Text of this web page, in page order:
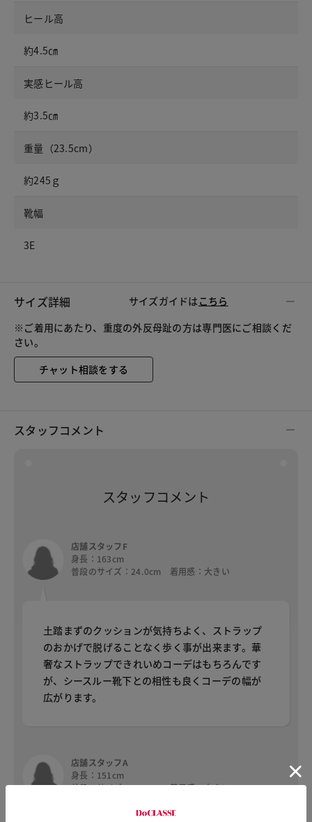
ヒール高
約4.5㎝
実感ヒール高
約3.5㎝
重量（23.5cm）
約245ｇ
靴幅
3E
サイズ詳細 サイズガイドは こちら
※ご着用にあたり、重度の外反母趾の方は専門医にご相談くだ
さい。
チャット相談をする
スタッフコメント
スタッフコメント
店舗スタッフF
身長：163cm
普段のサイズ：24.0cm 着用感：大きい
土踏まずのクッションが気持ちよく、ストラップ
のおかげで脱げることなく歩く事が出来ます。華
奢なストラップできれいめコーデはもちろんです
が、シースルー靴下との相性も良くコーデの幅が
広がります。
店舗スタッフA
身長：151cm
普段のサイズ：21.5cm 着用感：大きい